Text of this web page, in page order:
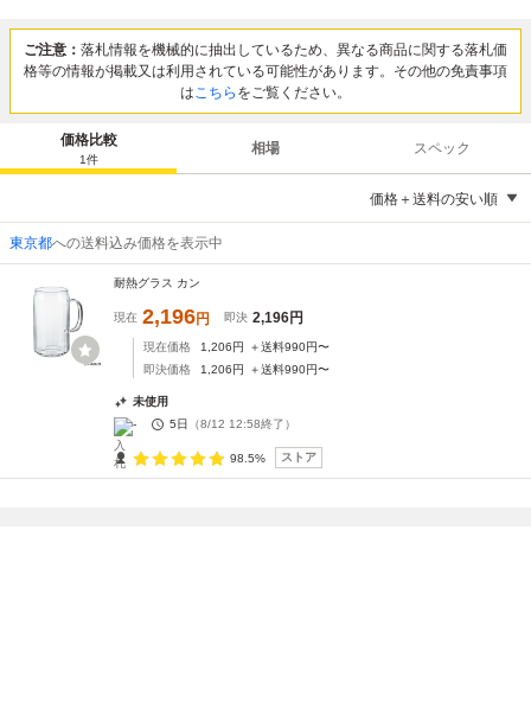
ご注意： 落札情報を機械的に抽出しているため、異なる商品に関する落札価
格等の情報が掲載又は利用されている可能性があります。その他の免責事項
はこちら をご覧ください。
価格比較
1件
相場 スペック
価格＋送料の安い順
東京都への送料込み価格を表示中
耐熱グラス カン
現在 2,196円 即決 2,196円
現在価格 1,206円 ＋送料990円〜
即決価格
1,206円 ＋送料990円〜
未使用
-
5日 （8/12 12:58終了）
98.5% ストア